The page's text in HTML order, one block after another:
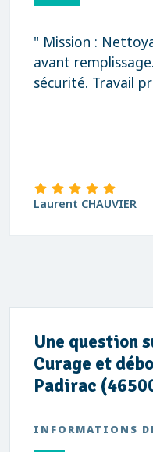
" Mission :
avant
sécurité. Travail
Laurent CHAUVIER
Une question
Curage et
Padirac
INFORMATIONS